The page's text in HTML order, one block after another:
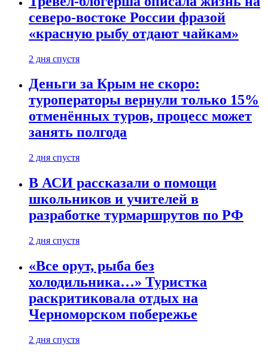
северо-востоке России фразой
«красную рыбу отдают чайкам»
2 дня спустя
Деньги за Крым не скоро:
туроператоры вернули только 15%
отменённых туров, процесс может
занять полгода
2 дня спустя
В АСИ рассказали о помощи
школьников и учителей в
разработке турмаршрутов по РФ
2 дня спустя
«Все орут, рыба без
холодильника…» Туристка
раскритиковала отдых на
Черноморском побережье
2 дня спустя